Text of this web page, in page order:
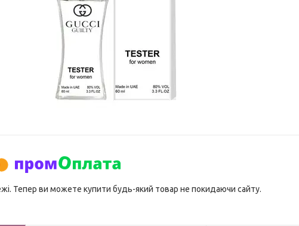
Тепер ви можете купити будь-який товар не покидаючи сайту.